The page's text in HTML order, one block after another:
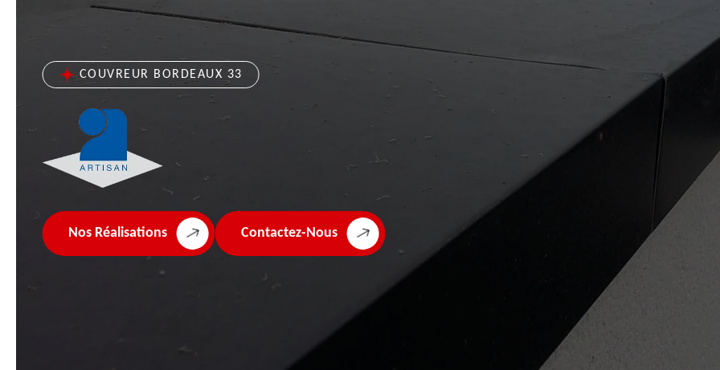
COUVREUR BORDEAUX 33
Nos Réalisations Contactez-Nous